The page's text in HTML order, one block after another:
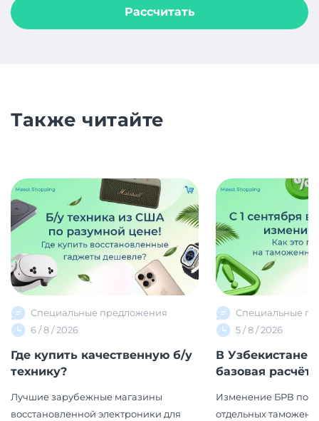
Рассчитать
Также читайте
Специальные предложения
6 / 8 / 2026
Где купить качественную б/у
технику?
Лучшие зарубежные магазины
восстановленной электроники для
Специальные
5 / 8 / 2026
В Узбекистане
базовая
Изменение БРВ
отдельных